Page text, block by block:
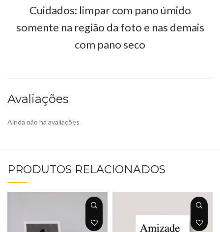
Cuidados: limpar com pano úmido
somente na região da foto e nas demais
com pano seco
Avaliações
Ainda não há avaliações
PRODUTOS RELACIONADOS